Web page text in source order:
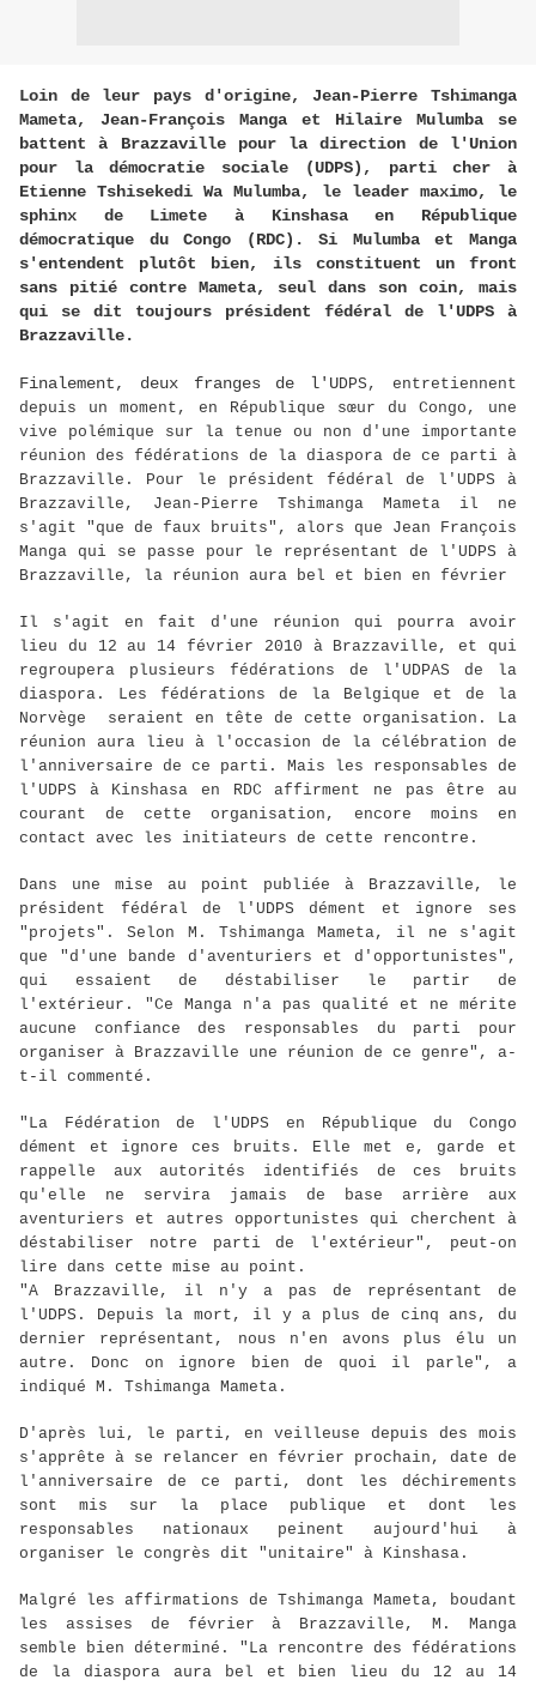
Loin de leur pays d'origine, Jean-Pierre Tshimanga
Mameta, Jean-François Manga et Hilaire Mulumba se
battent à Brazzaville pour la direction de l'Union
pour la démocratie sociale (UDPS), parti cher à
Etienne Tshisekedi Wa Mulumba, le leader maximo, le
sphinx de Limete à Kinshasa en République
démocratique du Congo (RDC). Si Mulumba et Manga
s'entendent plutôt bien, ils constituent un front
sans pitié contre Mameta, seul dans son coin, mais
qui se dit toujours président fédéral de l'UDPS à
Brazzaville.
Finalement, deux franges de l'UDPS, entretiennent
depuis un moment, en République sœur du Congo, une
vive polémique sur la tenue ou non d'une importante
réunion des fédérations de la diaspora de ce parti à
Brazzaville. Pour le président fédéral de l'UDPS à
Brazzaville, Jean-Pierre Tshimanga Mameta il ne
s'agit "que de faux bruits", alors que Jean François
Manga qui se passe pour le représentant de l'UDPS à
Brazzaville, la réunion aura bel et bien en février
Il s'agit en fait d'une réunion qui pourra avoir
lieu du 12 au 14 février 2010 à Brazzaville, et qui
regroupera plusieurs fédérations de l'UDPAS de la
diaspora. Les fédérations de la Belgique et de la
Norvège seraient en tête de cette organisation. La
réunion aura lieu à l'occasion de la célébration de
l'anniversaire de ce parti. Mais les responsables de
l'UDPS à Kinshasa en RDC affirment ne pas être au
courant de cette organisation, encore moins en
contact avec les initiateurs de cette rencontre.
Dans une mise au point publiée à Brazzaville, le
président fédéral de l'UDPS dément et ignore ses
"projets". Selon M. Tshimanga Mameta, il ne s'agit
que "d'une bande d'aventuriers et d'opportunistes",
qui essaient de déstabiliser le partir de
l'extérieur. "Ce Manga n'a pas qualité et ne mérite
aucune confiance des responsables du parti pour
organiser à Brazzaville une réunion de ce genre", a-
t-il commenté.
"La Fédération de l'UDPS en République du Congo
dément et ignore ces bruits. Elle met e, garde et
rappelle aux autorités identifiés de ces bruits
qu'elle ne servira jamais de base arrière aux
aventuriers et autres opportunistes qui cherchent à
déstabiliser notre parti de l'extérieur", peut-on
lire dans cette mise au point.
"A Brazzaville, il n'y a pas de représentant de
l'UDPS. Depuis la mort, il y a plus de cinq ans, du
dernier représentant, nous n'en avons plus élu un
autre. Donc on ignore bien de quoi il parle", a
indiqué M. Tshimanga Mameta.
D'après lui, le parti, en veilleuse depuis des mois
s'apprête à se relancer en février prochain, date de
l'anniversaire de ce parti, dont les déchirements
sont mis sur la place publique et dont les
responsables nationaux peinent aujourd'hui à
organiser le congrès dit "unitaire" à Kinshasa.
Malgré les affirmations de Tshimanga Mameta, boudant
les assises de février à Brazzaville, M. Manga
semble bien déterminé. "La rencontre des fédérations
de la diaspora aura bel et bien lieu du 12 au 14